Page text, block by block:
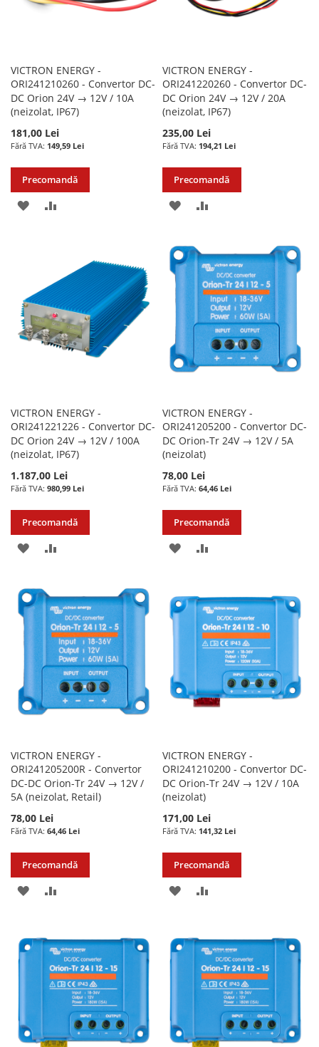
VICTRON ENERGY -
ORI241210260 - Convertor DC-
DC Orion 24V → 12V / 10A
(neizolat, IP67)
181,00 Lei
149,59 Lei
Precomandă
ADAUGATI
DORINTE
VICTRON ENERGY -
ORI241220260 - Convertor DC-
DC Orion 24V → 12V / 20A
(neizolat, IP67)
235,00 Lei
194,21 Lei
Precomandă
ADAUGATI
LISTA
DORINTE
COMPARARE
VICTRON ENERGY -
ORI241221226 - Convertor DC-
DC Orion 24V → 12V / 100A
(neizolat, IP67)
1.187,00 Lei
980,99 Lei
Precomandă
ADAUGATI
LISTA
DORINTE
COMPARARE
VICTRON ENERGY -
ORI241205200 - Convertor DC-
DC Orion-Tr 24V → 12V / 5A
(neizolat)
78,00 Lei
64,46 Lei
Precomandă
ADAUGATI
LISTA
DORINTE
COMPARARE
VICTRON ENERGY -
ORI241205200R - Convertor
DC-DC Orion-Tr 24V → 12V /
5A (neizolat, Retail)
78,00 Lei
64,46 Lei
Precomandă
ADAUGATI
LISTA
DORINTE
COMPARARE
VICTRON ENERGY -
ORI241210200 - Convertor DC-
DC Orion-Tr 24V → 12V / 10A
(neizolat)
171,00 Lei
141,32 Lei
Precomandă
ADAUGATI
LISTA
DORINTE
COMPARARE